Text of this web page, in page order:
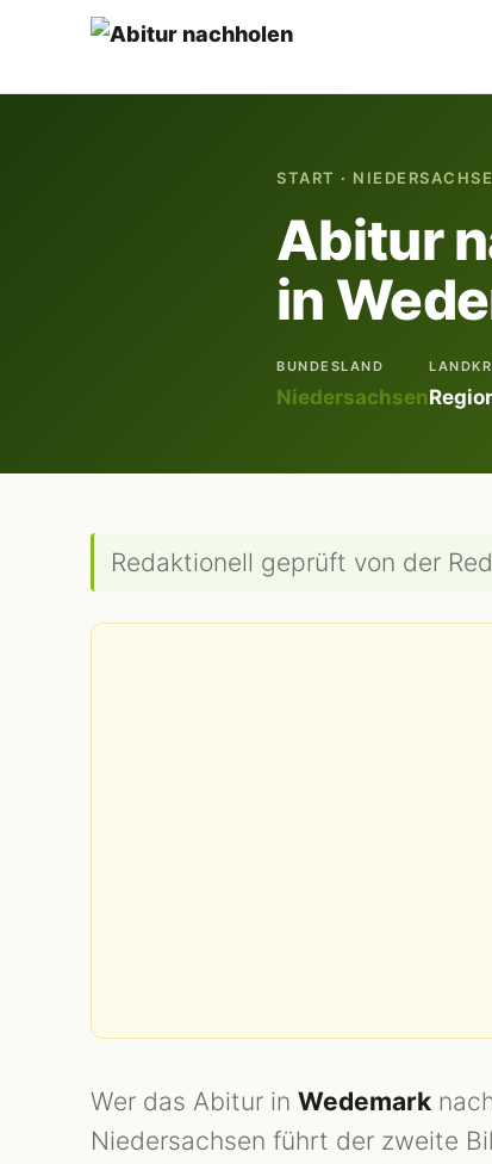
START ·
Abitur
in
BUNDESLAND
Niedersachsen
Redaktionell geprüft von der
Wer das Abitur in Wedemark
Niedersachsen führt der zweite